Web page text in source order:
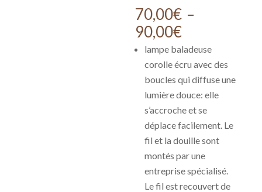
70,00€ –
90,00€Plage
de
prix :
70,00€
à
90,00€
lampe baladeuse
corolle écru avec des
boucles qui diffuse une
lumière douce: elle
s’accroche et se
déplace facilement. Le
fil et la douille sont
montés par une
entreprise spécialisé.
Le fil est recouvert de